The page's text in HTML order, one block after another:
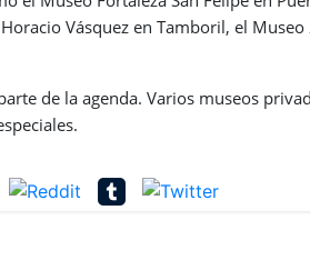
Vásquez en Tamboril, el Museo
de la agenda. Varios museos